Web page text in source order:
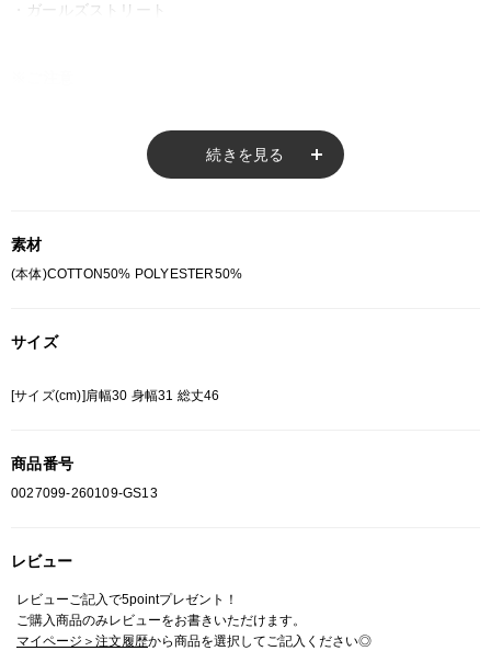
・ガールズストリート
あらかじめご了承ください。
総柄の商品は使用している生地の部分によって 写真と異なる場合がございま
続きを見る
素材
(本体)COTTON50% POLYESTER50%
サイズ
[サイズ(cm)]肩幅30 身幅31 総丈46
商品番号
0027099-260109-GS13
レビュー
レビューご記入で5pointプレゼント！
ご購入商品のみレビューをお書きいただけます。
マイページ＞注文履歴から商品を選択してご記入ください◎